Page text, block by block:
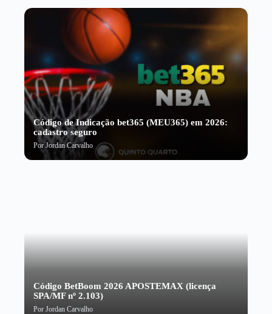
Código de Indicação bet365 (MEU365) em 2026:
cadastro seguro
PorJordan Carvalho
Código BetBoom 2026 APOSTEMAX (licença
SPA/MF nº 2.103)
Por Jordan Carvalho